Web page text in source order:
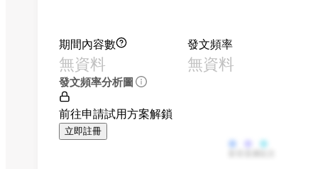
期間內容數
無資料
發文頻率
無資料
發文頻率分析圖
前往申請試用方案解鎖
立即註冊